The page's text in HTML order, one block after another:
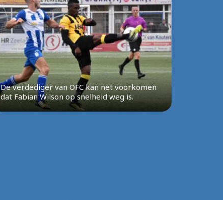
De verdediger van OFC kan net voorkomen
dat Fabian Wilson op snelheid weg is.